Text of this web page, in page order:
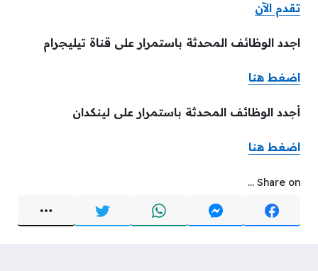
تقدم الآن
اجدد الوظائف المحدثة باستمرار على قناة تيليجرام
اضغط هنا
أجدد الوظائف المحدثة باستمرار على لينكدان
اضغط هنا
Share on ...